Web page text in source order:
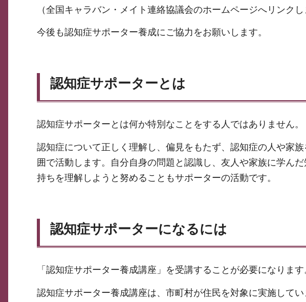
（全国キャラバン・メイト連絡協議会のホームページへリンクし
今後も認知症サポーター養成にご協力をお願いします。
認知症サポーターとは
認知症サポーターとは何か特別なことをする人ではありません。
認知症について正しく理解し、偏見をもたず、認知症の人や家
囲で活動します。自分自身の問題と認識し、友人や家族に学ん
持ちを理解しようと努めることもサポーターの活動です。
認知症サポーターになるには
「認知症サポーター養成講座」を受講することが必要になります
認知症サポーター養成講座は、市町村が住民を対象に実施して